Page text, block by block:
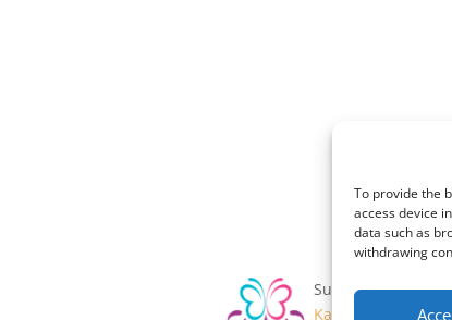
To provide the
access device
data such as
withdrawing
Supported by:
Ka-Crafts